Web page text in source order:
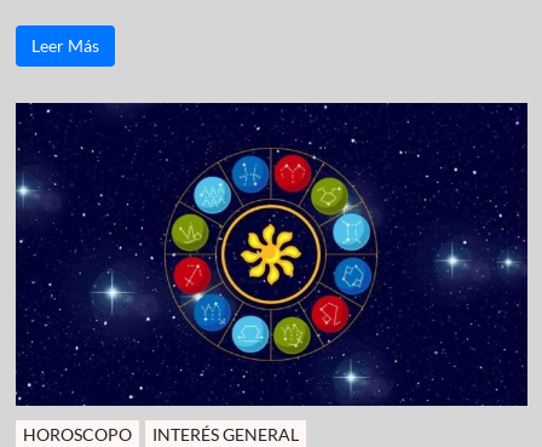
Leer Más
HOROSCOPO INTERÉS GENERAL